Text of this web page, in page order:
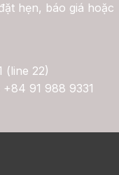
hẹn, báo giá hoặc
(line 22)
91 988 9331